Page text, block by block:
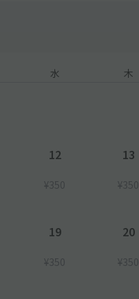
水 木
12
¥350
13
¥350
19
¥350
20
¥350